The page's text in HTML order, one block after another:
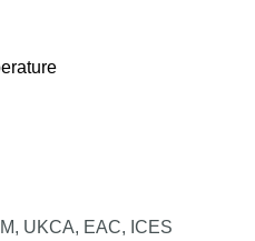
UKCA, EAC, ICES